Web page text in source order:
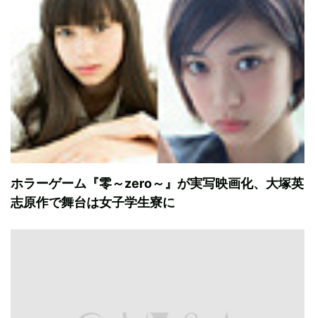
ホラーゲーム『零～zero～』が実写映画化、大塚英
志原作で舞台は女子学生寮に